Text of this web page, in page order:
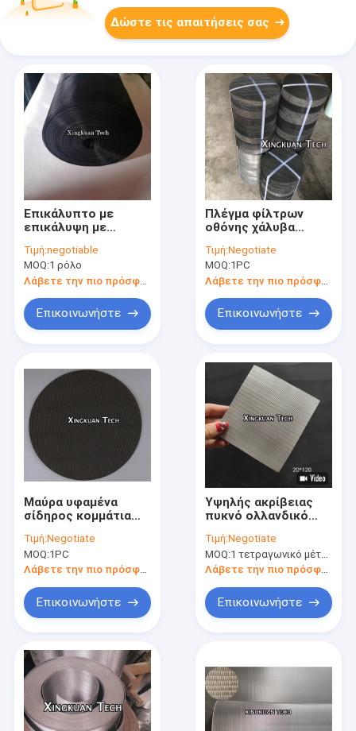
Προϊόντα
Σχετικά με εμάς
Δώστε τις απαιτήσεις σας
Επικάλυπτο με
επικάλυψη με
συρματόπλέγμα
Πλεοειδές
διαχωριστικό
πλέγμα για
υδραυλικά φίλτρα
Τιμή:negotiable
MOQ:1 ρόλο
Λάβετε την πιο πρόσφατη τιμή
Επικοινωνήστε
Πλέγμα φίλτρων
οθόνης χάλυβα
για τα PP/HDPE που
ανακυκλώνουν το
πλέγμα 20 - 150
Τιμή:Negotiate
MOQ:1PC
Επικοινωνήστε
Μαύρα υφαμένα
σίδηρος κομμάτια
υφασμάτων στις
προσαρμοσμένες
μορφές του δίσκου
Τιμή:Negotiate
MOQ:1PC
Λάβετε την πιο πρόσφατη τιμή
Επικοινωνήστε
Υψηλής ακρίβειας
πυκνό ολλανδικό
τύπου υφάσματος
φίλτρου για
φυγόκεντρο
Τιμή:Negotiate
MOQ:1 τετραγωνικό μέτρο
Λάβετε την πιο πρόσφατη τιμή
Επικοινωνήστε